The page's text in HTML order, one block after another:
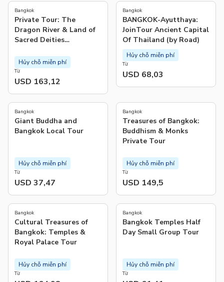
Bangkok
Private Tour: The
Dragon River & Land of
Sacred Deities
Từ
USD 163,12
Hủy chỗ miễn phí
Bangkok
BANGKOK-Ayutthaya:
JoinTour Ancient Capital
Of Thailand (by Road)
Từ
USD 68,03
Hủy chỗ miễn phí
4.9(9)
Bangkok
Giant Buddha and
Bangkok Local Tour
Từ
USD 37,47
Hủy chỗ miễn phí
Bangkok
Treasures of Bangkok:
Buddhism & Monks
Private Tour
Từ
USD 149,5
Hủy chỗ miễn phí
4.6(70)
Bangkok
Cultural Treasures of
Bangkok: Temples &
Royal Palace Tour
Từ
Hủy chỗ miễn phí
4.8(4)
Bangkok
Bangkok Temples Half
Day Small Group Tour
Từ
Hủy chỗ miễn phí